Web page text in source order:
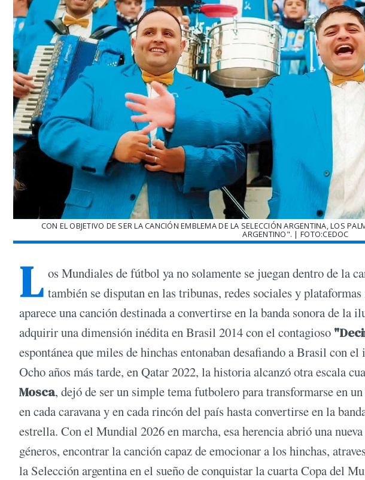
CON EL OBJETIVO DE SER LA CANCIÓN EMBLEMA DE LA SELECCIÓN ARGENTINA, LOS
ARGENTINO". | FOTO:CEDOC
L os Mundiales de fútbol ya no solamente se juegan dentro de la
también se disputan en las tribunas, redes sociales y
aparece una canción destinada a convertirse en la banda sonora de la
adquirir una dimensión inédita en Brasil 2014 con el contagioso
espontánea que miles de hinchas entonaban desafiando a Brasil con
Ocho años más tarde, en Qatar 2022, la historia alcanzó otra escala
Mosca, dejó de ser un simple tema futbolero para transformarse en
en cada caravana y en cada rincón del país hasta convertirse en la
estrella. Con el Mundial 2026 en marcha, esa herencia abrió una
géneros, encontrar la canción capaz de emocionar a los hinchas,
la Selección argentina en el sueño de conquistar la cuarta Copa del